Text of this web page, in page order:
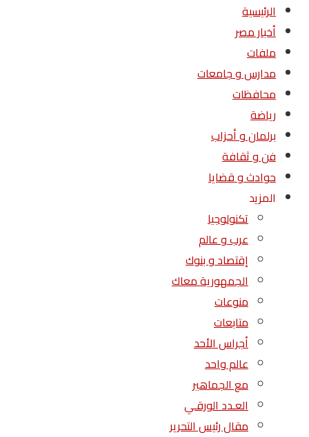
الرئيسية
أخبار مصر
ملفات
مدارس و جامعات
محافظات
رياضة
برلمان و أحزاب
فن و ثقافة
حوادث و قضايا
المزيد
تكنولوجيا
عرب و عالم
إقتصاد و بنوك
الجمهورية معاك
منوعات
متابعات
أجراس الأحد
عالم واحد
مع الجماهير
العـدد الورقـي
مقال رئيس التحرير